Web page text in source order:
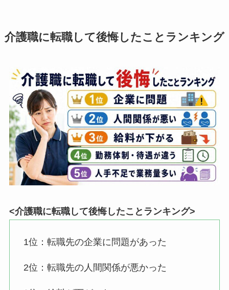
介護職に転職して後悔したことランキング
<介護職に転職して後悔したことランキング>
1位：転職先の企業に問題があった
2位：転職先の人間関係が悪かった